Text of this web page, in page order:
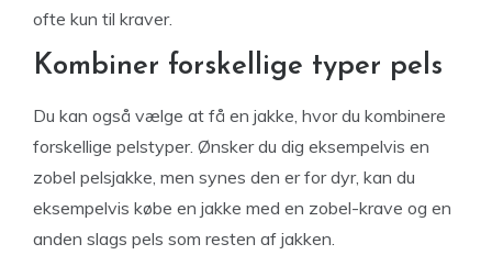
ofte kun til kraver.
Kombiner forskellige typer pels
Du kan også vælge at få en jakke, hvor du kombinere
forskellige pelstyper. Ønsker du dig eksempelvis en
zobel pelsjakke, men synes den er for dyr, kan du
eksempelvis købe en jakke med en zobel-krave og en
anden slags pels som resten af jakken.